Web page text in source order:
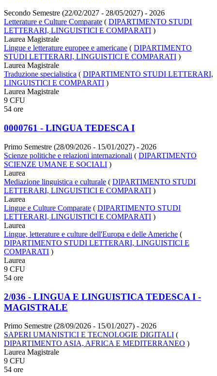
Secondo Semestre (22/02/2027 - 28/05/2027) - 2026
Letterature e Culture Comparate ( DIPARTIMENTO STUDI
LETTERARI, LINGUISTICI E COMPARATI )
Laurea Magistrale
Lingue e letterature europee e americane ( DIPARTIMENTO
STUDI LETTERARI, LINGUISTICI E COMPARATI )
Laurea Magistrale
Traduzione specialistica ( DIPARTIMENTO STUDI LETTERARI,
LINGUISTICI E COMPARATI )
Laurea Magistrale
9 CFU
54 ore
0000761 - LINGUA TEDESCA I
Primo Semestre (28/09/2026 - 15/01/2027) - 2026
Scienze politiche e relazioni internazionali ( DIPARTIMENTO
SCIENZE UMANE E SOCIALI )
Laurea
Mediazione linguistica e culturale ( DIPARTIMENTO STUDI
LETTERARI, LINGUISTICI E COMPARATI )
Laurea
Lingue e Culture Comparate ( DIPARTIMENTO STUDI
LETTERARI, LINGUISTICI E COMPARATI )
Laurea
Lingue, letterature e culture dell'Europa e delle Americhe (
DIPARTIMENTO STUDI LETTERARI, LINGUISTICI E
COMPARATI )
Laurea
9 CFU
54 ore
2/036 - LINGUA E LINGUISTICA TEDESCA I -
MAGISTRALE
Primo Semestre (28/09/2026 - 15/01/2027) - 2026
SAPERI UMANISTICI E TECNOLOGIE DIGITALI (
DIPARTIMENTO ASIA, AFRICA E MEDITERRANEO )
Laurea Magistrale
9 CFU
54 ore